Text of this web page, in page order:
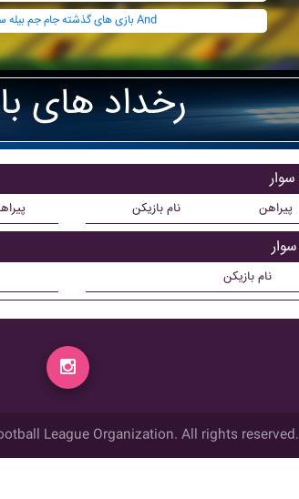
بازی های گذشته جام جم بيله سوار And
رخداد های
نام بازیکن پیراهن
نام بازیکن
League Organization. All rights reserved.